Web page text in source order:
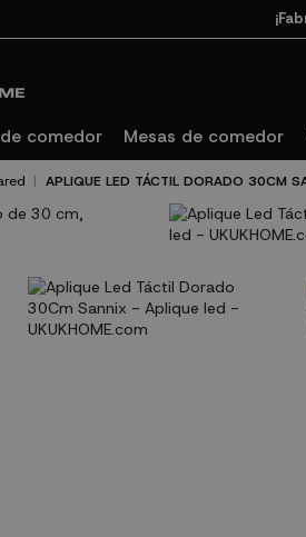
comedor Mesas de comedor
APLIQUE LED TÁCTIL DORADO 30CM